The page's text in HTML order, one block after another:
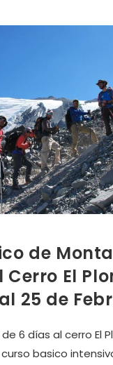
de
Cerro El
25 de
6 días al cerro El
basico